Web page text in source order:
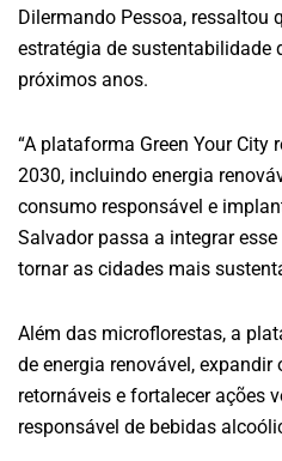
Dilermando Pessoa, ressaltou
estratégia de sustentabilidade
próximos anos.
“A plataforma Green Your
2030, incluindo energia
consumo responsável e
Salvador passa a integrar
tornar as cidades mais
Além das microflorestas, a
de energia renovável,
retornáveis e fortalecer ações
responsável de bebidas